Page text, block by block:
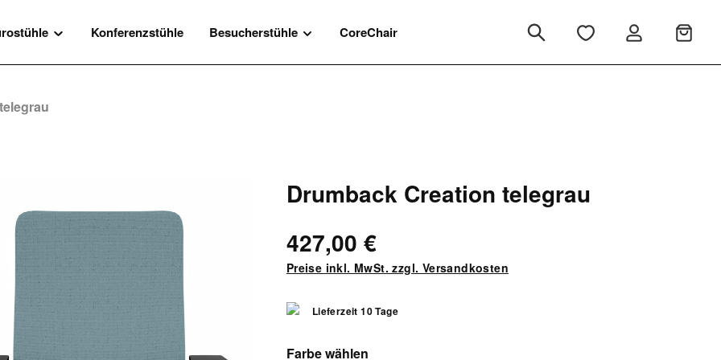
Konferenzstühle Besucherstühle CoreChair
Drumback Creation telegrau
427,00 €
Preise inkl. MwSt. zzgl. Versandkosten
Lieferzeit 10 Tage
Farbe wählenauswählen